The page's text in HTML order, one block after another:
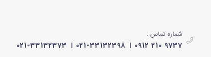
شماره تماس :
0912 210 9737
021-33132398
021-33132373